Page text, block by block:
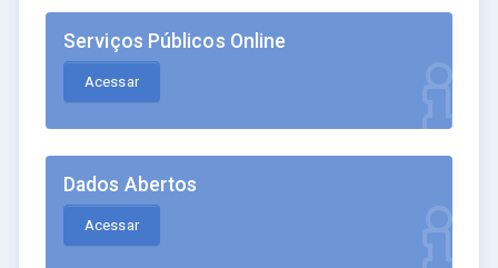
Serviços Públicos Online
Acessar
Dados Abertos
Acessar